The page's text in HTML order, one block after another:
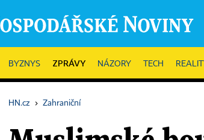
HOME
BYZNYS ZPRÁVY NÁZORY TECH
HN.cz › Zahraniční